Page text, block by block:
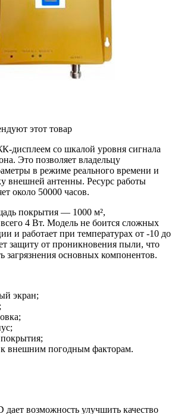
этот товар
дисплеем со шкалой уровня сигнала
Это позволяет владельцу
в режиме реального времени и
внешней антенны. Ресурс работы
около 50000 часов.
покрытия — 1000 м²,
4 Вт. Модель не боится сложных
и работает при температурах от -10 до
защиту от проникновения пыли, что
загрязнения основных компонентов.
экран;
к внешним погодным факторам.
возможность улучшить качество